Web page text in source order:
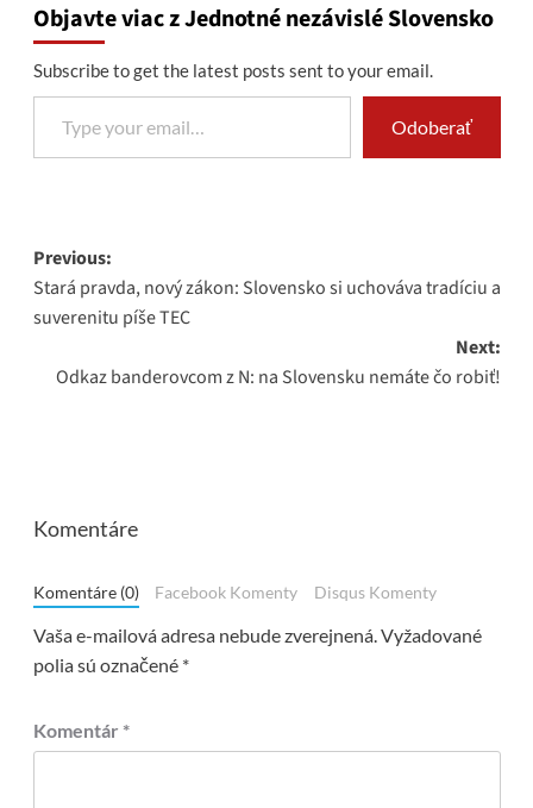
Objavte viac z Jednotné nezávislé Slovensko
Subscribe to get the latest posts sent to your email.
Type your email…
Odoberať
Post
navigation
Previous:
Stará pravda, nový zákon: Slovensko si uchováva tradíciu a
suverenitu píše TEC
Next:
Odkaz banderovcom z N: na Slovensku nemáte čo robiť!
Komentáre
Komentáre (0) Facebook Komenty Disqus Komenty
Vaša e-mailová adresa nebude zverejnená.Vyžadované
polia sú označené *
Komentár *